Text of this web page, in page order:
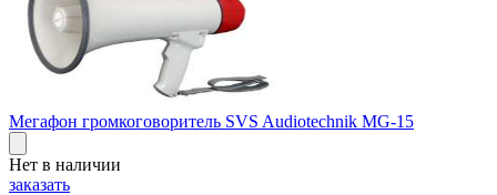
Мегафон громкоговоритель SVS Audiotechnik MG-15
Нет в наличии
заказать